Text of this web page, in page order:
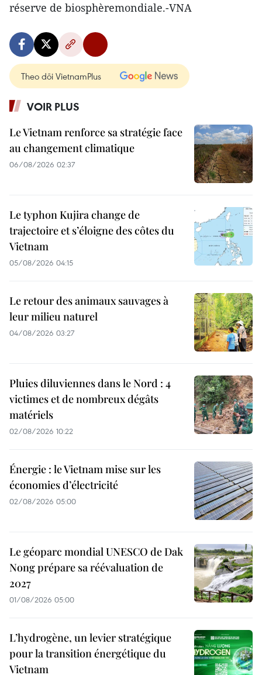
réserve de biosphèremondiale.-VNA
Theo dõi VietnamPlus
VOIR PLUS
Le Vietnam renforce sa stratégie face
au changement climatique
06/08/2026 02:37
Le typhon Kujira change de
trajectoire et s’éloigne des côtes du
Vietnam
05/08/2026 04:15
Le retour des animaux sauvages à
leur milieu naturel
04/08/2026 03:27
Pluies diluviennes dans le Nord : 4
victimes et de nombreux dégâts
matériels
02/08/2026 10:22
Énergie : le Vietnam mise sur les
économies d’électricité
02/08/2026 05:00
Le géoparc mondial UNESCO de Dak
Nong prépare sa réévaluation de
2027
01/08/2026 05:00
L’hydrogène, un levier stratégique
pour la transition énergétique du
Vietnam